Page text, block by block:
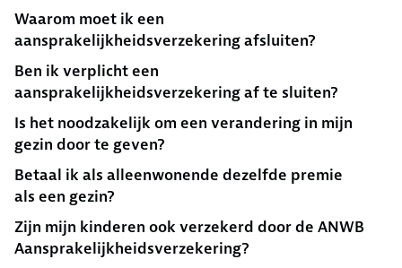
Waarom moet ik een
aansprakelijkheidsverzekering afsluiten?
Ben ik verplicht een
aansprakelijkheidsverzekering af te sluiten?
Is het noodzakelijk om een verandering in mijn
gezin door te geven?
Betaal ik als alleenwonende dezelfde premie
als een gezin?
Zijn mijn kinderen ook verzekerd door de ANWB
Aansprakelijkheidsverzekering?